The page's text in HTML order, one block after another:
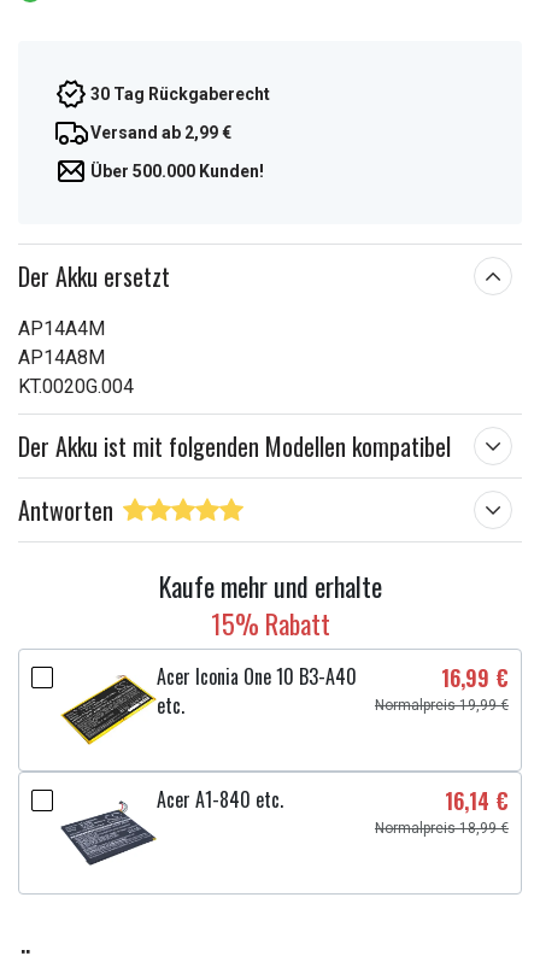
30 Tag Rückgaberecht
Versand ab 2,99 €
Über 500.000 Kunden!
Der Akku ersetzt
AP14A4M
AP14A8M
KT.0020G.004
Der Akku ist mit folgenden Modellen kompatibel
Antworten
Kaufe mehr und erhalte
15% Rabatt
Acer Iconia One 10 B3-A40
etc.
16,99 €
Normalpreis 19,99 €
Acer A1-840 etc. 16,14 €
Normalpreis 18,99 €